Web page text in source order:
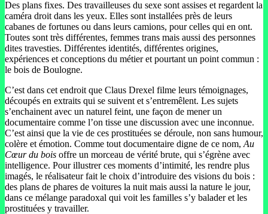
Des plans fixes. Des travailleuses du sexe sont assises et regardent la
caméra droit dans les yeux. Elles sont installées près de leurs
cabanes de fortunes ou dans leurs camions, pour celles qui en ont.
Toutes sont très différentes, femmes trans mais aussi des personnes
dites travesties. Différentes identités, différentes origines,
expériences et conceptions du métier et pourtant un point commun :
le bois de Boulogne.
C’est dans cet endroit que Claus Drexel filme leurs témoignages,
découpés en extraits qui se suivent et s’entremêlent. Les sujets
s’enchainent avec un naturel feint, une façon de mener un
documentaire comme l’on tisse une discussion avec une inconnue.
C’est ainsi que la vie de ces prostituées se déroule, non sans humour,
colère et émotion. Comme tout documentaire digne de ce nom, Au
Cœur du bois offre un morceau de vérité brute, qui s’égrène avec
intelligence. Pour illustrer ces moments d’intimité, les rendre plus
imagés, le réalisateur fait le choix d’introduire des visions du bois :
des plans de phares de voitures la nuit mais aussi la nature le jour,
dans ce mélange paradoxal qui voit les familles s’y balader et les
prostituées y travailler.